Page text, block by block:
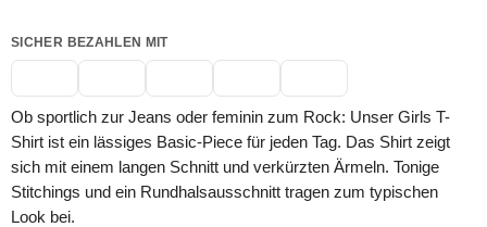
SICHER BEZAHLEN MIT
Ob sportlich zur Jeans oder feminin zum Rock: Unser Girls T-
Shirt ist ein lässiges Basic-Piece für jeden Tag. Das Shirt zeigt
sich mit einem langen Schnitt und verkürzten Ärmeln. Tonige
Stitchings und ein Rundhalsausschnitt tragen zum typischen
Look bei.